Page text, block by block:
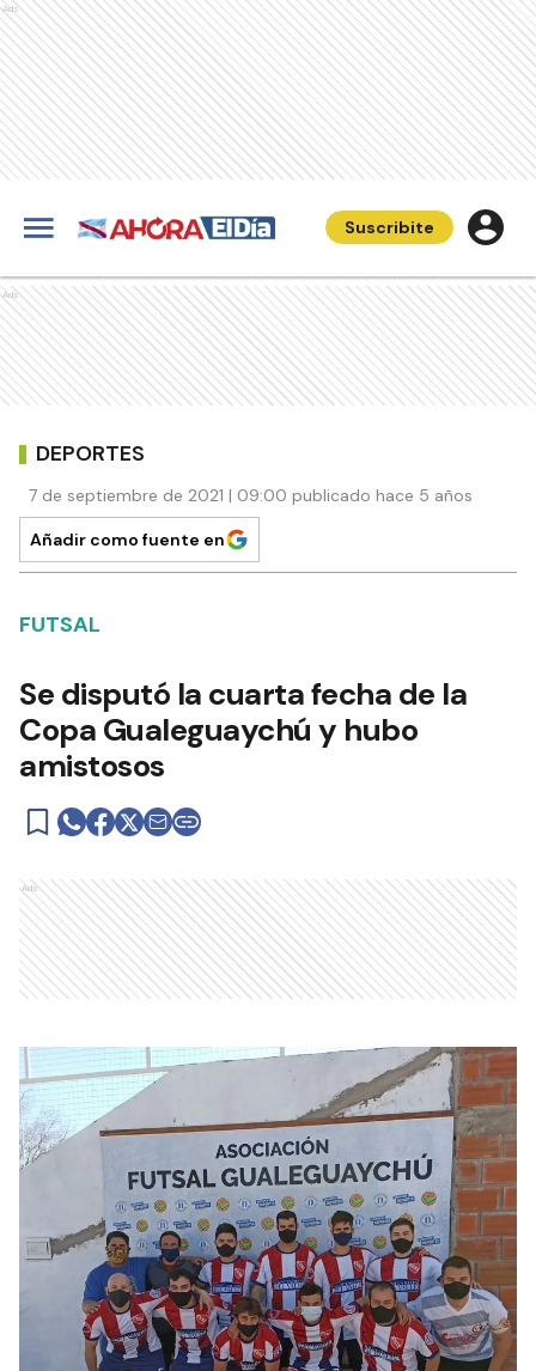
Ads
Suscribite
Ads
DEPORTES
7 de septiembre de 2021 | 09:00 publicado hace 5 años
Añadir como fuente en
FUTSAL
Se disputó la cuarta fecha de la
Copa Gualeguaychú y hubo
amistosos
Ads